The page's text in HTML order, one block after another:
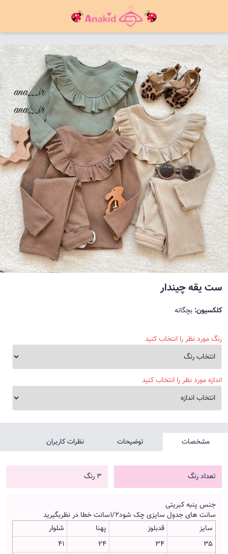
ست یقه چیندار
کلکسیون: بچگانه
رنگ مورد نظر را انتخاب کنید
اندازه مورد نظر را انتخاب کنید
مشخصات توضیحات نظرات کاربران
تعداد رنگ 3 رنگ
جنس پنبه کبریتی
سانت های جدول سایزی چک شود۱/۲سانت خطا در نظربگیرید
سایز
قدبلوز پهنا
شلوار
۳۵
۳۴ ۲۴
۴۱